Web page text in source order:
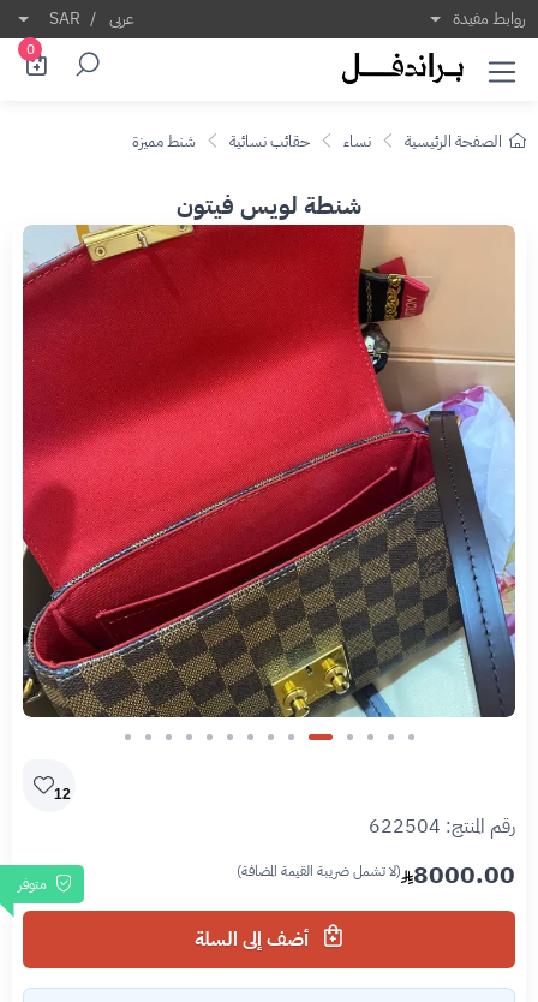
روابط مفيدة عربى /
SAR
0
الصفحة الرئيسية نساء حقائب نسائية شنط مميزة
شنطة لويس فيتون
12
رقم المنتج: 622504
متوفر 8000.00 (لا تشمل ضريبة القيمة المضافة)